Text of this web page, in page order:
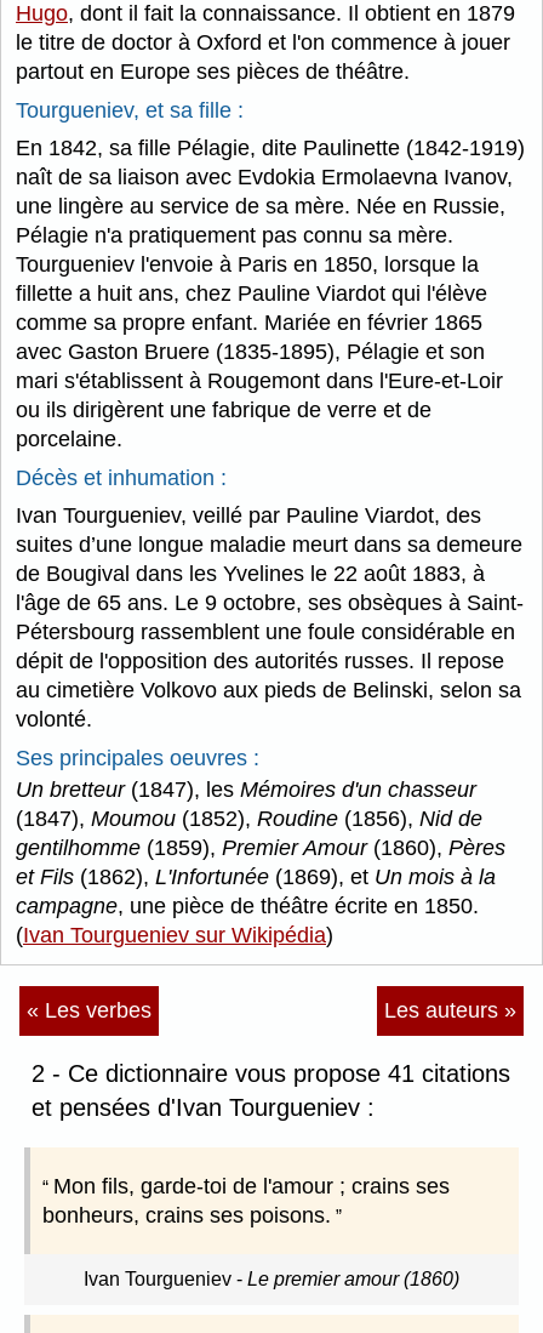
Hugo, dont il fait la connaissance. Il obtient en 1879
le titre de doctor à Oxford et l'on commence à jouer
partout en Europe ses pièces de théâtre.
Tourgueniev, et sa fille :
En 1842, sa fille Pélagie, dite Paulinette (1842-1919)
naît de sa liaison avec Evdokia Ermolaevna Ivanov,
une lingère au service de sa mère. Née en Russie,
Pélagie n'a pratiquement pas connu sa mère.
Tourgueniev l'envoie à Paris en 1850, lorsque la
fillette a huit ans, chez Pauline Viardot qui l'élève
comme sa propre enfant. Mariée en février 1865
avec Gaston Bruere (1835-1895), Pélagie et son
mari s'établissent à Rougemont dans l'Eure-et-Loir
ou ils dirigèrent une fabrique de verre et de
porcelaine.
Décès et inhumation :
Ivan Tourgueniev, veillé par Pauline Viardot, des
suites d’une longue maladie meurt dans sa demeure
de Bougival dans les Yvelines le 22 août 1883, à
l'âge de 65 ans. Le 9 octobre, ses obsèques à Saint-
Pétersbourg rassemblent une foule considérable en
dépit de l'opposition des autorités russes. Il repose
au cimetière Volkovo aux pieds de Belinski, selon sa
volonté.
Ses principales oeuvres :
Un bretteur(1847), les Mémoires d'un chasseur
(1847), Moumou (1852), Roudine (1856), Nid de
gentilhomme (1859), Premier Amour(1860), Pères
et Fils (1862), L'Infortunée (1869), et Un mois à la
campagne, une pièce de théâtre écrite en 1850.
(Ivan Tourgueniev sur Wikipédia)
« Les verbes Les auteurs »
2 - Ce dictionnaire vous propose 41 citations
et pensées d'Ivan Tourgueniev :
Mon fils, garde-toi de l'amour ; crains ses
bonheurs, crains ses poisons.
Ivan Tourgueniev - Le premier amour (1860)